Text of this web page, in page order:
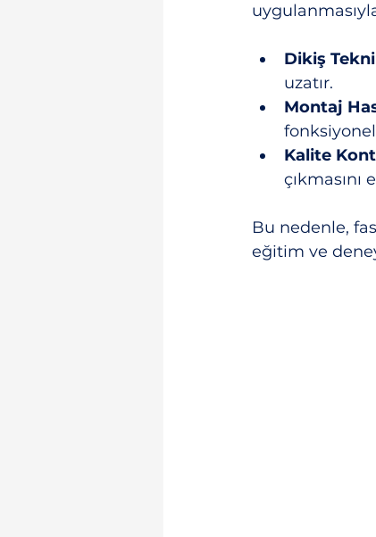
Dikiş
uzatır.
Montaj
Kalite
çıkmasını
Bu nedenle,
eğitim ve